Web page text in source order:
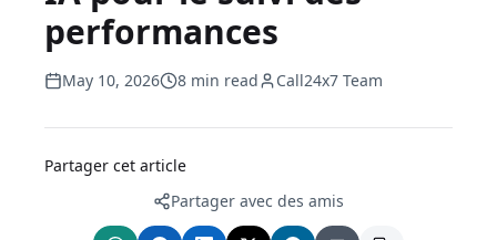
performances
May 10, 2026 8 min read Call24x7 Team
Partager cet article
Partager avec des amis